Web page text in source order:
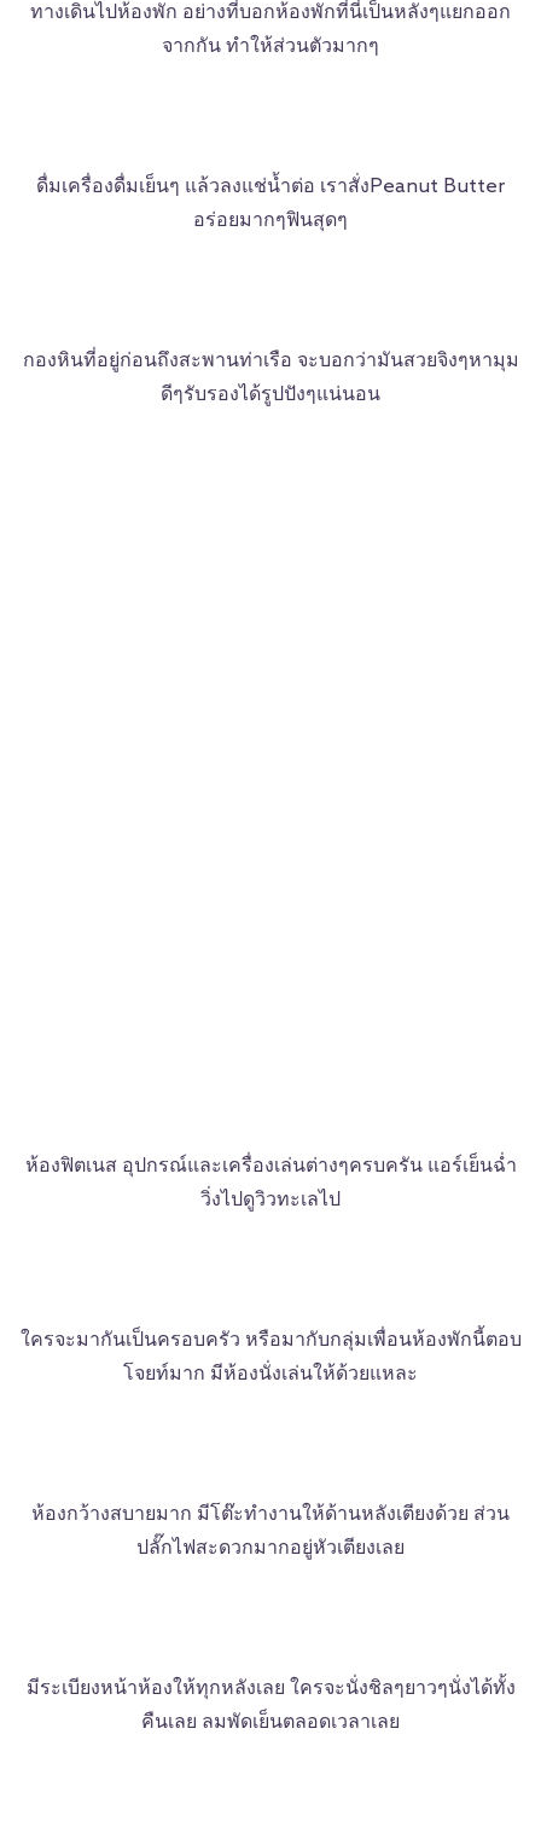
ทางเดินไปห้องพัก อย่างที่บอกห้องพักที่นี่เป็นหลังๆแยกออก
จากกัน ทำให้ส่วนตัวมากๆ
ดื่มเครื่องดื่มเย็นๆ แล้วลงแช่น้ำต่อ เราสั่งPeanut Butter
อร่อยมากๆฟินสุดๆ
กองหินที่อยู่ก่อนถึงสะพานท่าเรือ จะบอกว่ามันสวยจิงๆหามุม
ดีๆรับรองได้รูปปังๆแน่นอน
ห้องฟิตเนส อุปกรณ์และเครื่องเล่นต่างๆครบครัน แอร์เย็นฉ่ำ
วิ่งไปดูวิวทะเลไป
ใครจะมากันเป็นครอบครัว หรือมากับกลุ่มเพื่อนห้องพักนี้ตอบ
โจยท์มาก มีห้องนั่งเล่นให้ด้วยแหละ
ห้องกว้างสบายมาก มีโต๊ะทำงานให้ด้านหลังเตียงด้วย ส่วน
ปลั๊กไฟสะดวกมากอยู่หัวเตียงเลย
มีระเบียงหน้าห้องให้ทุกหลังเลย ใครจะนั่งชิลๆยาวๆนั่งได้ทั้ง
คืนเลย ลมพัดเย็นตลอดเวลาเลย